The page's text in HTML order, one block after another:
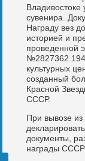
Владивостоке
сувенира.
Награду вез
историей и
проведенной
№2827362
культурных
созданный
Красной
СССР.
При вывозе
документы,
награды СССР